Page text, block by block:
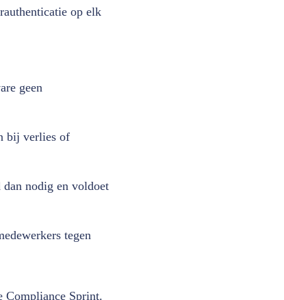
op elk
geen
bij verlies of
nodig en voldoet
tegen
Compliance Sprint.